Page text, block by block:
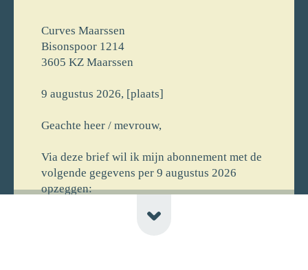
Curves Maarssen
Bisonspoor 1214
3605 KZ Maarssen
9 augustus 2026, [plaats]
Geachte heer / mevrouw,
Via deze brief wil ik mijn abonnement met de
volgende gegevens per 9 augustus 2026
opzeggen:
[voornaam] [achternaam]